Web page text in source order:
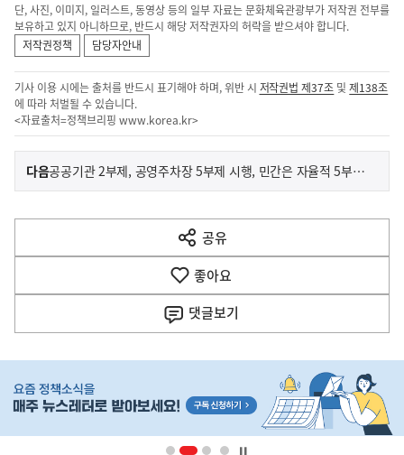
단, 사진, 이미지, 일러스트, 동영상 등의 일부 자료는 문화체육관광부가 저작권 전부를
보유하고 있지 아니하므로, 반드시 해당 저작권자의 허락을 받으셔야 합니다.
저작권정책
담당자안내
기사 이용 시에는 출처를 반드시 표기해야 하며, 위반 시 저작권법 제37조 및제138조
에 따라 처벌될 수 있습니다.
<자료출처=정책브리핑 www.korea.kr>
이
전
다
음
다음기
공공기관 2부제, 공영주차장 5부제 시행, 민간은 자율적 5부제 유지
공유
열
기
좋아요
댓글보기
단